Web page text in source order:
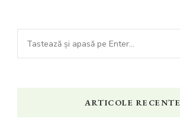
Cauți
ceva?
ARTICOLE RECENTE